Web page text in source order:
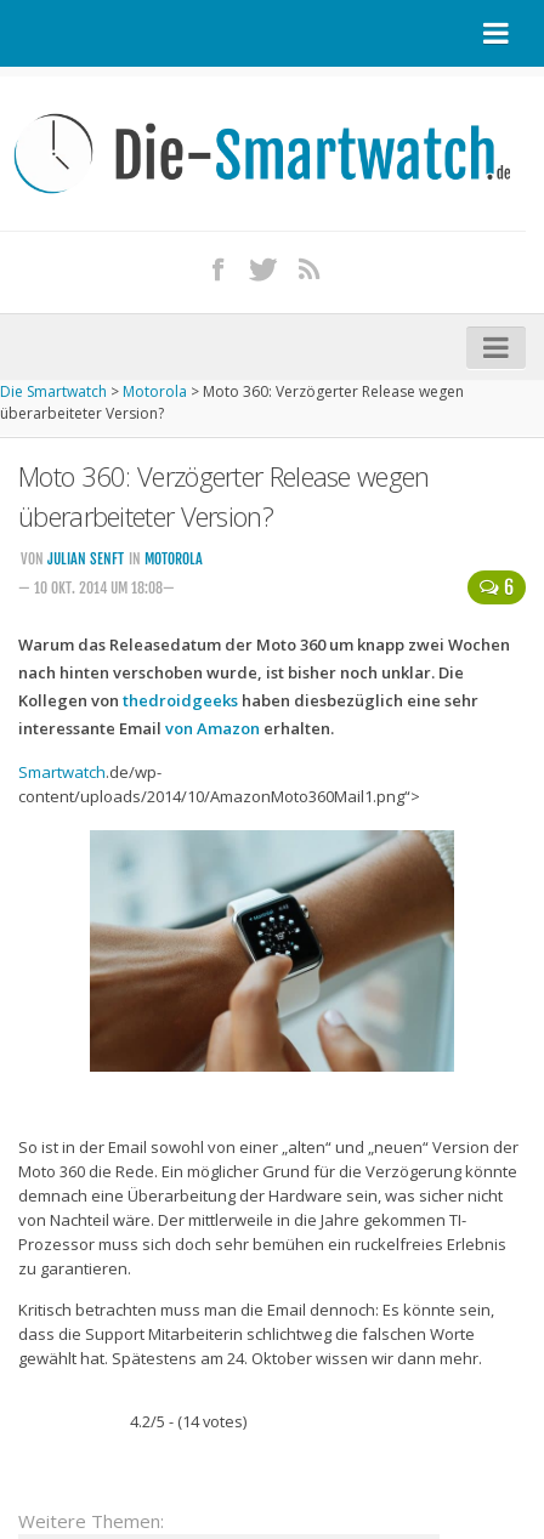
Kontakt / Tipp geben
Impressum
iPhone kaufen
Startseite
Kommende Smartwatches
Handytarife
Smartphonetarife
Datentarife
Smartphonetarife
Prepaid-Tarife
Flatrate-Prepaidtarife
Mobilfunk-Vergleichsrechner
Mobilfunk-Tarifrechner
Flatrate-Datentarife
Die Smartwatch >Motorola > Moto 360: Verzögerter Release wegen
überarbeiteter Version?
Moto 360: Verzögerter Release wegen
überarbeiteter Version?
6
VON JULIAN SENFT IN MOTOROLA
— 10 OKT. 2014 UM 18:08—
Warum das Releasedatum der Moto 360 um knapp zwei Wochen
nach hinten verschoben wurde, ist bisher noch unklar. Die
Kollegen von thedroidgeeks haben diesbezüglich eine sehr
interessante Email von Amazon erhalten.
Smartwatch.de/wp-
content/uploads/2014/10/AmazonMoto360Mail1.png“>
So ist in der Email sowohl von einer „alten“ und „neuen“ Version der
Moto 360 die Rede. Ein möglicher Grund für die Verzögerung könnte
demnach eine Überarbeitung der Hardware sein, was sicher nicht
von Nachteil wäre. Der mittlerweile in die Jahre gekommen TI-
Prozessor muss sich doch sehr bemühen ein ruckelfreies Erlebnis
zu garantieren.
Kritisch betrachten muss man die Email dennoch: Es könnte sein,
dass die Support Mitarbeiterin schlichtweg die falschen Worte
gewählt hat. Spätestens am 24. Oktober wissen wir dann mehr.
4.2/5 - (14 votes)
Weitere Themen: